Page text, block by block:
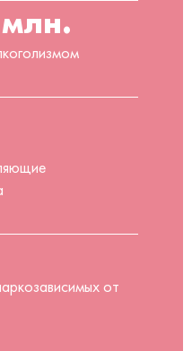
от